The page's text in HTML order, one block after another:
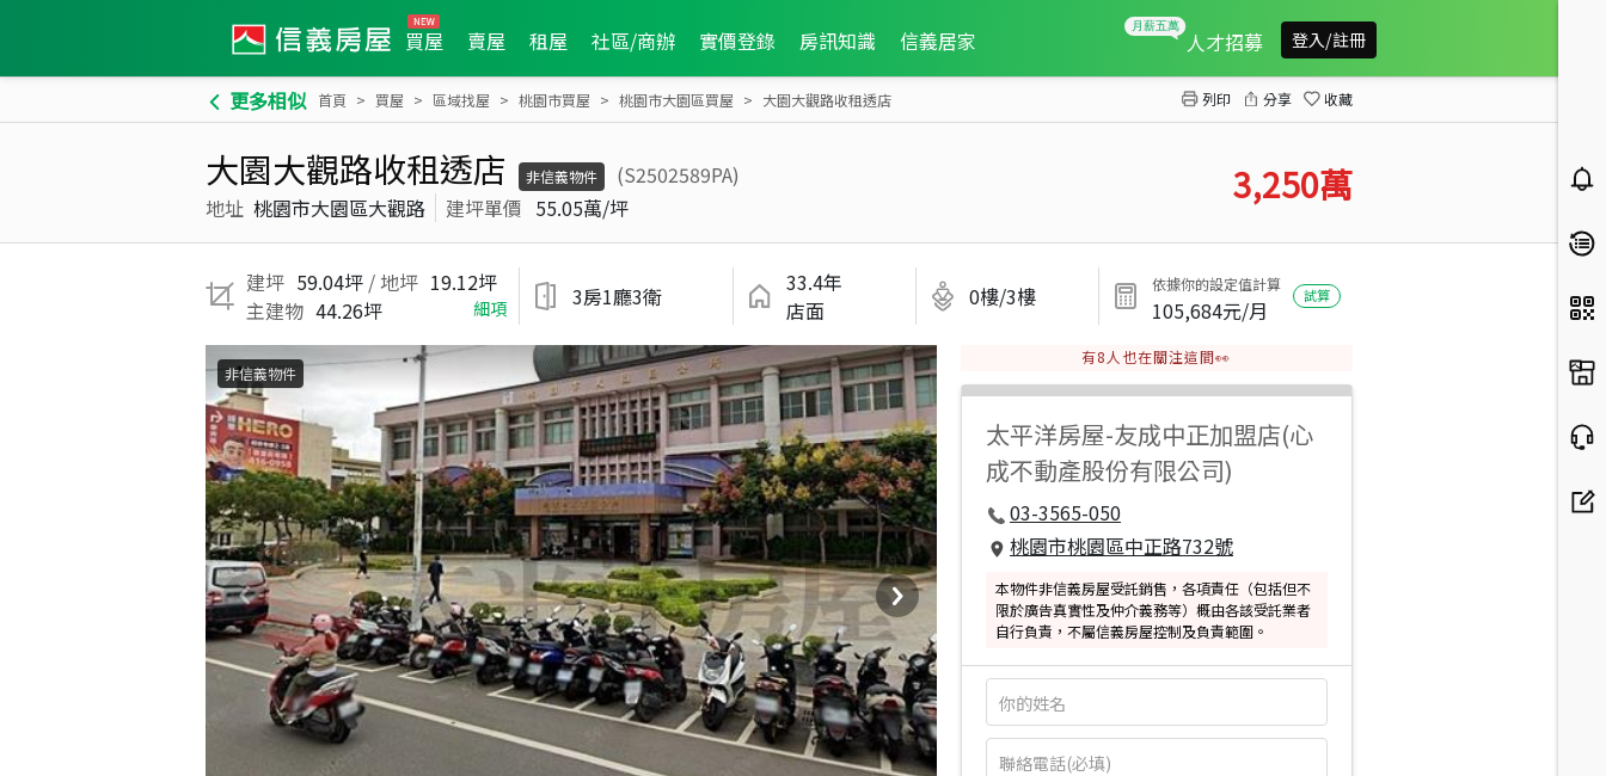
買屋 賣屋 租屋 社區/商辦 實價登錄 房訊知識 信義居家 人才招募 登入/註冊
更多相似 首頁 買屋 區域找屋 桃園市買屋 桃園市大園區買屋 大園大觀路收租透店 列印 分享 收藏
大園大觀路收租透店 非信義物件
(S2502589PA)
地址 桃園市大園區大觀路 建坪單價 55.05萬/坪 3,250萬
建坪 59.04坪 / 地坪 19.12坪
主建物 44.26坪 細項 3房1廳3衛
33.4年
店面
0樓/3樓 依據你的設定值計算
105,684元/月
試算
非信義物件
有8 人也在關注這間👀
太平洋房屋-友成中正加盟店(心
成不動產股份有限公司)
03-3565-050
桃園市桃園區中正路732號
本物件非信義房屋受託銷售，各項責任（包括但不
限於廣告真實性及仲介義務等）概由各該受託業者
自行負責，不屬信義房屋控制及負責範圍。